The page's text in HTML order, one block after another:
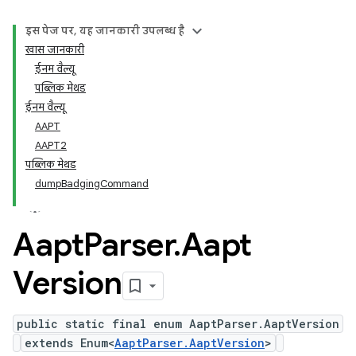
इस पेज पर, यह जानकारी उपलब्ध है
खास जानकारी
ईनम वैल्यू
पब्लिक मेथड
ईनम वैल्यू
AAPT
AAPT2
पब्लिक मेथड
dumpBadgingCommand
AaptParser.Aapt
Version
public static final enum AaptParser.AaptVersion
extends Enum<AaptParser.AaptVersion>